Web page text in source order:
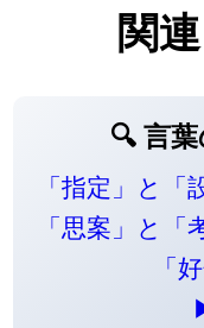
関
🔍 言
「指定」と「
「思案」と「
「